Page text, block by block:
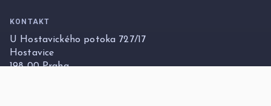
KONTAKT
U Hostavického potoka 727/17
Hostavice
198 00 Praha